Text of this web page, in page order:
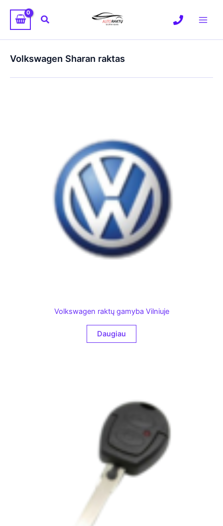
turinio
Paieška
Volkswagen Sharan raktas
Volkswagen raktų gamyba Vilniuje
Daugiau